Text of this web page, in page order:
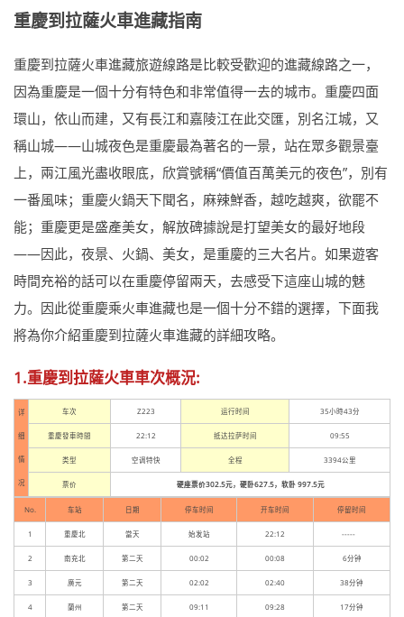
重慶到拉薩火車進藏指南
重慶到拉薩火車進藏旅遊線路是比較受歡迎的進藏線路之一，
因為重慶是一個十分有特色和非常值得一去的城市。重慶四面
環山，依山而建，又有長江和嘉陵江在此交匯，別名江城，又
稱山城——山城夜色是重慶最為著名的一景，站在眾多觀景臺
上，兩江風光盡收眼底，欣賞號稱“價值百萬美元的夜色”，別有
一番風味；重慶火鍋天下聞名，麻辣鮮香，越吃越爽，欲罷不
能；重慶更是盛產美女，解放碑據說是打望美女的最好地段
——因此，夜景、火鍋、美女，是重慶的三大名片。如果遊客
時間充裕的話可以在重慶停留兩天，去感受下這座山城的魅
力。因此從重慶乘火車進藏也是一個十分不錯的選擇，下面我
將為你介紹重慶到拉薩火車進藏的詳細攻略。
1.重慶到拉薩火車車次概況:
详
细
情
况
车次 Z223 运行时间 35小時43分
重慶發車時間 22:12 抵达拉萨时间 09:55
类型 空调特快 全程 3394公里
票价 硬座票价302.5元，硬卧627.5，软卧 997.5元
No. 车站 日期 停车时间 开车时间 停留时间
1 重慶北 當天 始发站 22:12 -----
2 南充北 第二天 00:02 00:08 6分钟
3 廣元 第二天 02:02 02:40 38分钟
4 蘭州 第二天 09:11 09:28 17分钟